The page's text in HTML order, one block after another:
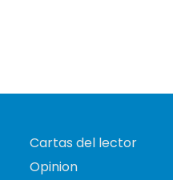
Cartas del lector
Opinion